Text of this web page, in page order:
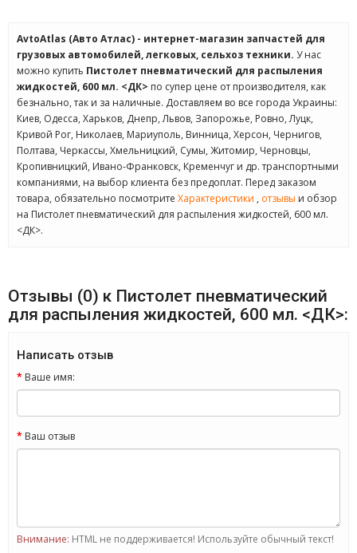
AvtoAtlas (Авто Атлас) - интернет-магазин запчастей для
грузовых автомобилей, легковых, сельхоз техники. У нас
можно купить Пистолет пневматический для распыления
жидкостей, 600 мл. <ДК> по супер цене от производителя, как
безнально, так и за наличные. Доставляем во все города Украины:
Киев, Одесса, Харьков, Днепр, Львов, Запорожье, Ровно, Луцк,
Кривой Рог, Николаев, Мариуполь, Винница, Херсон, Чернигов,
Полтава, Черкассы, Хмельницкий, Сумы, Житомир, Черновцы,
Кропивницкий, Ивано-Франковск, Кременчуг и др. транспортными
компаниями, на выбор клиента без предоплат. Перед заказом
товара, обязательно посмотрите Характеристики , отзывы и обзор
на Пистолет пневматический для распыления жидкостей, 600 мл.
<ДК>.
Отзывы (0) к Пистолет пневматический
для распыления жидкостей, 600 мл. <ДК>:
Написать отзыв
Ваше имя:
Ваш отзыв
Внимание: HTML не поддерживается! Используйте обычный текст!